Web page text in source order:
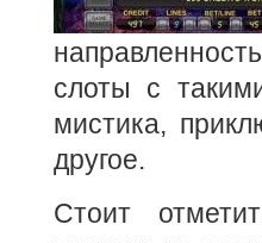
слоты с
мистика,
другое.
Стоит